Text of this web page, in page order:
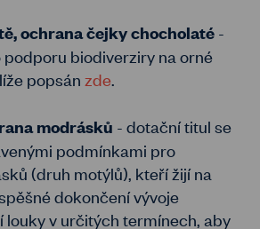
ochrana čejky chocholaté -
biodiverziry na orné
popsán zde.
modrásků - dotační titul se
podmínkami pro
(druh motýlů), kteří žijí na
dokončení vývoje
louky v určitých termínech, aby